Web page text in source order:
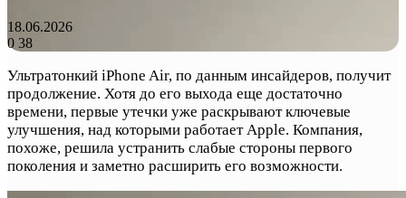
18.06.2026
0 38
Ультратонкий iPhone Air, по данным инсайдеров, получит
продолжение. Хотя до его выхода еще достаточно
времени, первые утечки уже раскрывают ключевые
улучшения, над которыми работает Apple. Компания,
похоже, решила устранить слабые стороны первого
поколения и заметно расширить его возможности.